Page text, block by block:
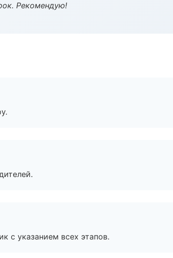
Рекомендую!
с указанием всех этапов.